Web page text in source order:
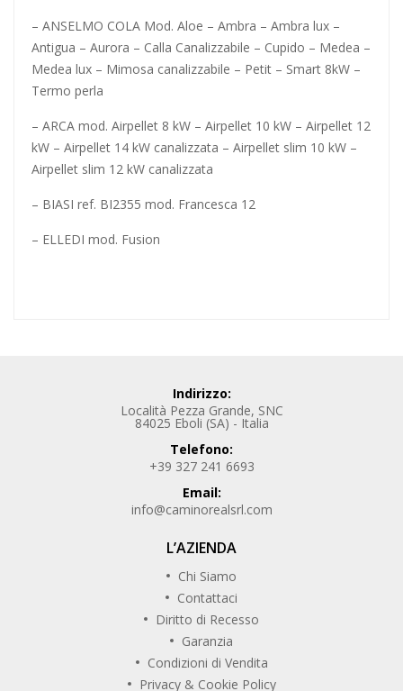
– ANSELMO COLA Mod. Aloe – Ambra – Ambra lux –
Antigua – Aurora – Calla Canalizzabile – Cupido – Medea –
Medea lux – Mimosa canalizzabile – Petit – Smart 8kW –
Termo perla
– ARCA mod. Airpellet 8 kW – Airpellet 10 kW – Airpellet 12
kW – Airpellet 14 kW canalizzata – Airpellet slim 10 kW –
Airpellet slim 12 kW canalizzata
– BIASI ref. BI2355 mod. Francesca 12
– ELLEDI mod. Fusion
Indirizzo:
Località Pezza Grande, SNC
84025 Eboli (SA) - Italia
Telefono:
+39 327 241 6693
Email:
info@caminorealsrl.com
L’AZIENDA
Chi Siamo
Contattaci
Diritto di Recesso
Garanzia
Condizioni di Vendita
Privacy & Cookie Policy